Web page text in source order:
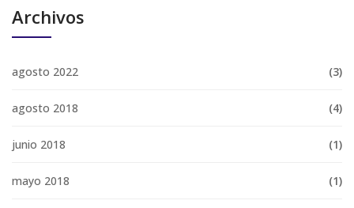
Archivos
agosto 2022 (3)
agosto 2018 (4)
junio 2018 (1)
mayo 2018 (1)